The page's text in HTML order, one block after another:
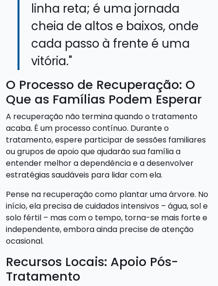
linha reta; é uma jornada
cheia de altos e baixos, onde
cada passo à frente é uma
vitória."
O Processo de Recuperação: O
Que as Famílias Podem Esperar
A recuperação não termina quando o tratamento
acaba. É um processo contínuo. Durante o
tratamento, espere participar de sessões familiares
ou grupos de apoio que ajudarão sua família a
entender melhor a dependência e a desenvolver
estratégias saudáveis para lidar com ela.
Pense na recuperação como plantar uma árvore. No
início, ela precisa de cuidados intensivos – água, sol e
solo fértil – mas com o tempo, torna-se mais forte e
independente, embora ainda precise de atenção
ocasional.
Recursos Locais: Apoio Pós-
Tratamento